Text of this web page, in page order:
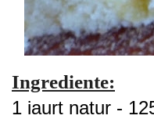
Ingrediente:
1 iaurt natur -